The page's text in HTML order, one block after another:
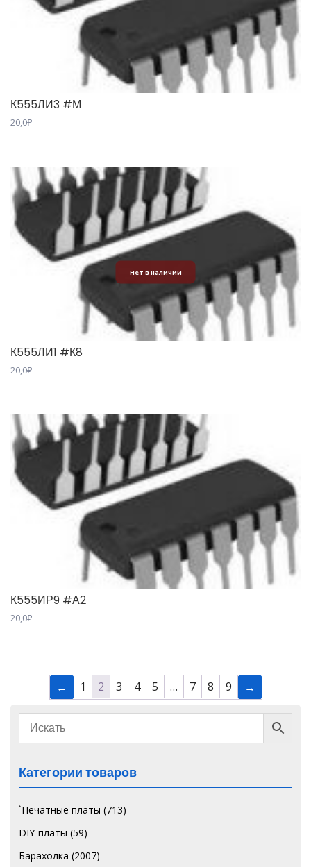
К555ЛИ3 #М
20,0₽
Нет в наличии
К555ЛИ1 #К8
20,0₽
К555ИР9 #А2
20,0₽
← 1 2 3 4 5 … 7 8 9 →
Категории товаров
`Печатные платы (713)
DIY-платы (59)
Барахолка (2007)